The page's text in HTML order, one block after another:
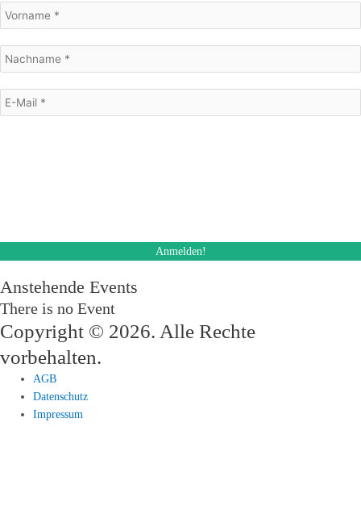
Anstehende Events
There is no Event
Copyright © 2026. Alle Rechte
vorbehalten.
AGB
Datenschutz
Impressum